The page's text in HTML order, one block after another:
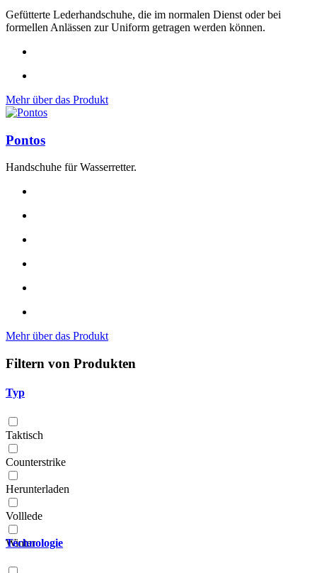
Gefütterte Lederhandschuhe, die im normalen Dienst oder bei
formellen Anlässen zur Uniform getragen werden können.
Mehr über das Produkt
Pontos
Handschuhe für Wasserretter.
Mehr über das Produkt
Filtern von Produkten
Typ
Taktisch
Counterstrike
Herunterladen
Volllede
Winter
Technologie